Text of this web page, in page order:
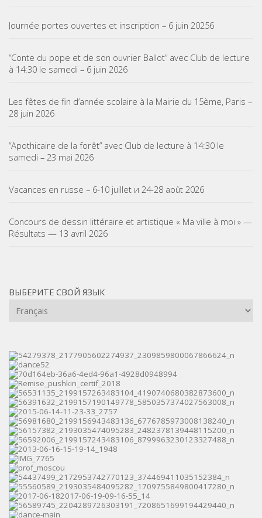
Journée portes ouvertes et inscription – 6 juin 20256
“Conte du pope et de son ouvrier Ballot” avec Club de lecture
à 14:30 le samedi – 6 juin 2026
Les fêtes de fin d’année scolaire à la Mairie du 15ème, Paris –
28 juin 2026
“Apothicaire de la forêt” avec Club de lecture à 14:30 le
samedi – 23 mai 2026
Vacances en russe – 6-10 juillet и 24-28 août 2026
Concours de dessin littéraire et artistique « Ma ville à moi » —
Résultats — 13 avril 2026
ВЫБЕРИТЕ СВОЙ ЯЗЫК